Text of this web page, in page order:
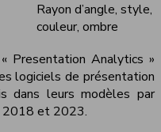
Rayon d’angle, style,
couleur, ombre
Presentation Analytics »
logiciels de présentation
dans leurs modèles par
2018 et 2023.